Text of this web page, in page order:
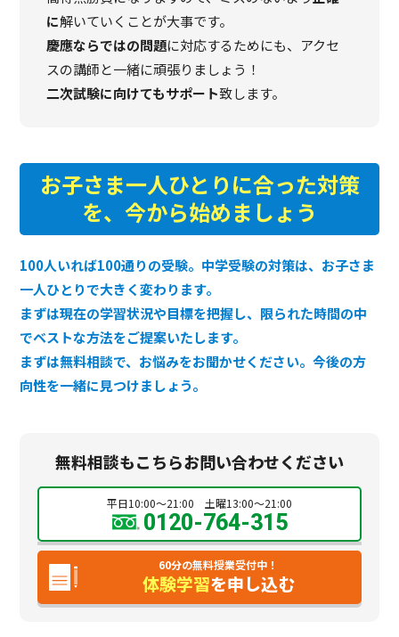
に解いていくことが大事です。
慶應ならではの問題に対応するためにも、アクセ
スの講師と一緒に頑張りましょう！
二次試験に向けてもサポート致します。
お子さま一人ひとりに合った対策
を、今から始めましょう
100人いれば100通りの受験。中学受験の対策は、お子さま
一人ひとりで大きく変わります。
まずは現在の学習状況や目標を把握し、限られた時間の中
でベストな方法をご提案いたします。
まずは無料相談で、お悩みをお聞かせください。今後の方
向性を一緒に見つけましょう。
無料相談もこちらお問い合わせください
平日10:00～21:00 土曜13:00～21:00
0120-764-315
60分の無料授業受付中！
体験学習を申し込む